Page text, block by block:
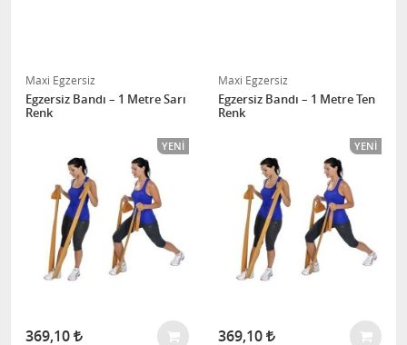
Maxi Egzersiz
Egzersiz Bandı – 1 Metre Sarı
Renk
YENI
369,10
Maxi Egzersiz
Egzersiz Bandı – 1 Metre Ten
Renk
YENI
369,10